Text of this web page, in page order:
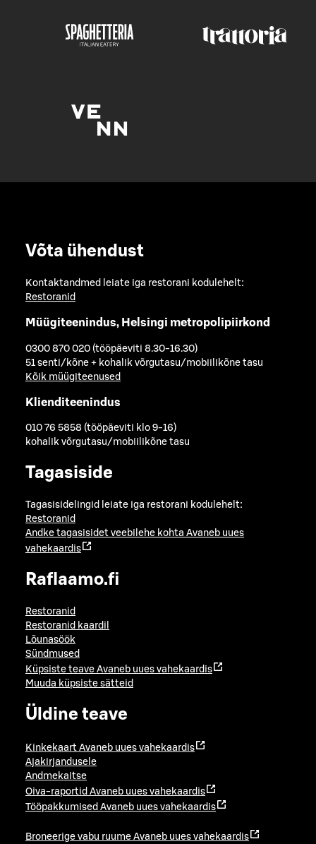
Võta ühendust
Kontaktandmed leiate iga restorani kodulehelt:
Restoranid
Müügiteenindus, Helsingi metropolipiirkond
0300 870 020 (tööpäeviti 8.30-16.30)
51 senti/kõne + kohalik võrgutasu/mobiilikõne tasu
Kõik müügiteenused
Klienditeenindus
010 76 5858 (tööpäeviti klo 9-16)
kohalik võrgutasu/mobiilikõne tasu
Tagasiside
Tagasisidelingid leiate iga restorani kodulehelt:
Restoranid
Andke tagasisidet veebilehe kohta Avaneb uues
vahekaardis
Raflaamo.fi
Restoranid
Restoranid kaardil
Lõunasöök
Sündmused
Küpsiste teave Avaneb uues vahekaardis
Muuda küpsiste sätteid
Üldine teave
Kinkekaart Avaneb uues vahekaardis
Ajakirjandusele
Andmekaitse
Oiva-raportid Avaneb uues vahekaardis
Tööpakkumised Avaneb uues vahekaardis
Broneerige vabu ruume Avaneb uues vahekaardis